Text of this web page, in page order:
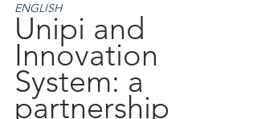
ENGLISH
Unipi and
Innovation
System: a
partnership